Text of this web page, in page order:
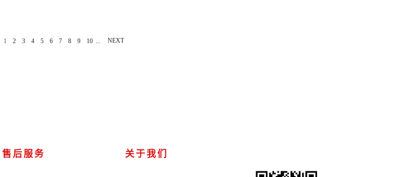
1 2 3 4 5 6 7 8 9 10 NEXT
售后服务 关于我们